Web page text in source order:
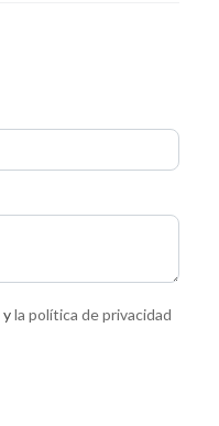
yla política de privacidad